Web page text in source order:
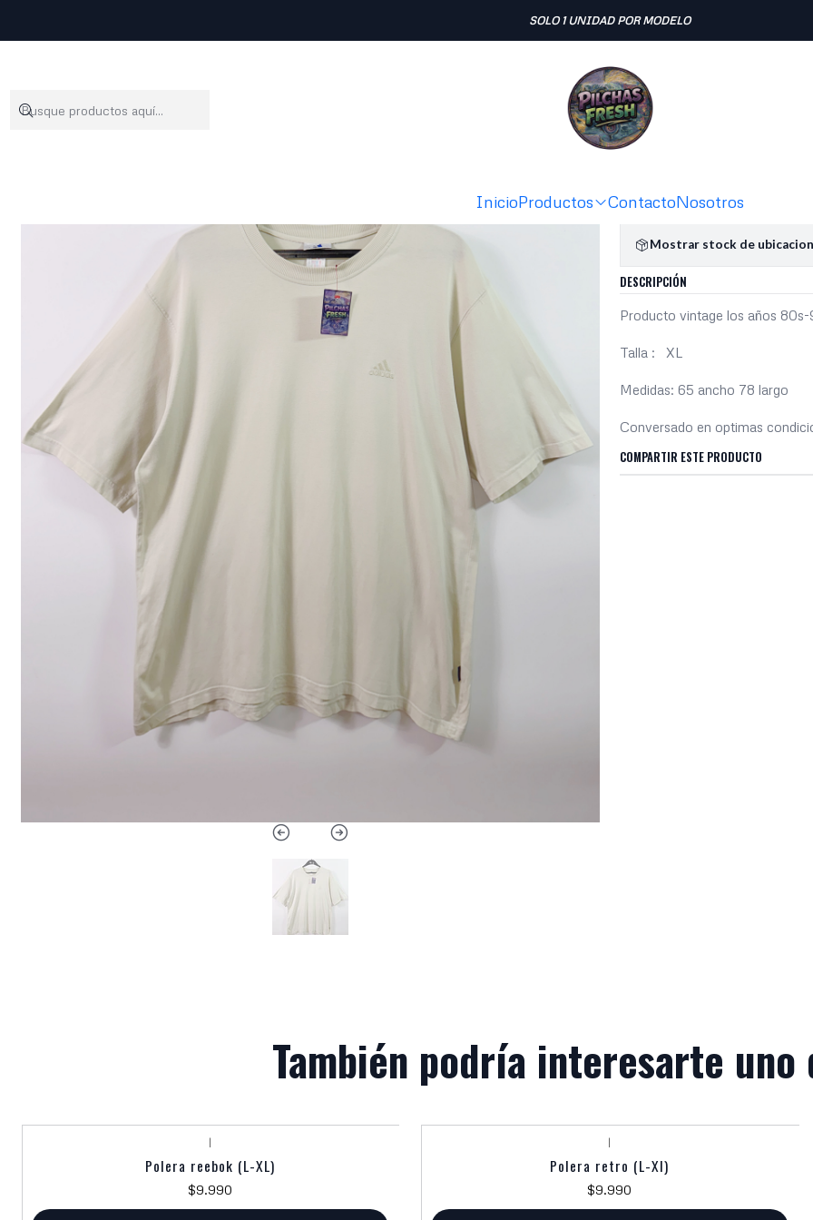
InicioProductos ContactoNosotros
SOLO 1 UNIDAD POR MODELO
Inicio POLERAS Polera Adidas (XL)
Polera
Cantidad
Agregar a la lista de
Mostrar stock de
DESCRIPCIÓN
Producto vintage los años
Talla : XL
Medidas: 65 ancho 78 largo
Conversado en optimas
COMPARTIR ESTE PRODUCTO
También podría interesarte uno
|
Polera reebok (L-XL)
$9.990
|
Polera retro (L-Xl)
$9.990